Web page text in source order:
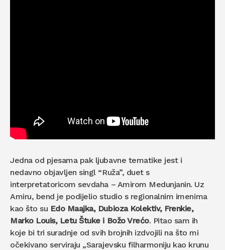
Jedna od pjesama pak ljubavne tematike jest i
nedavno objavljen singl “Ruža”, duet s
interpretatoricom sevdaha – Amirom Medunjanin. Uz
Amiru, bend je podijelio studio s regionalnim imenima
kao što su Edo Maajka, Dubioza Kolektiv, Frenkie,
Marko Louis, Letu Štuke i Božo Vrećo. Pitao sam ih
koje bi tri suradnje od svih brojnih izdvojili na što mi
očekivano serviraju „Sarajevsku filharmoniju kao krunu